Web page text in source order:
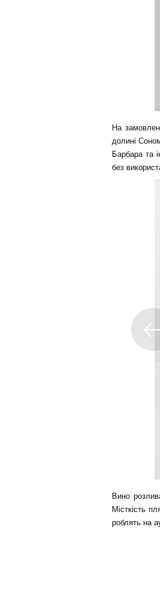
На
долині
Барбара та
без
Вино
Місткість
роблять на